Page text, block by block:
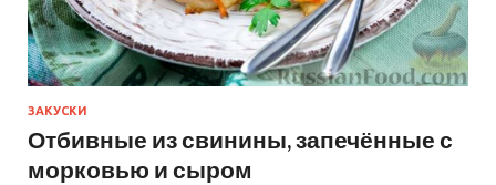
ЗАКУСКИ
Отбивные из свинины, запечённые с
морковью и сыром